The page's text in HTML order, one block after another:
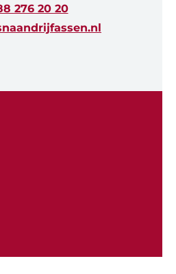
276 20 20